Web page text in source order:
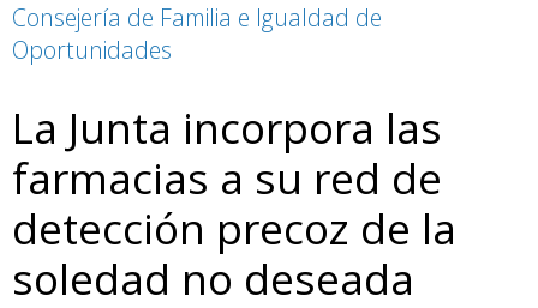
Consejería de Familia e Igualdad de
Oportunidades
La Junta incorpora las
farmacias a su red de
detección precoz de la
soledad no deseada